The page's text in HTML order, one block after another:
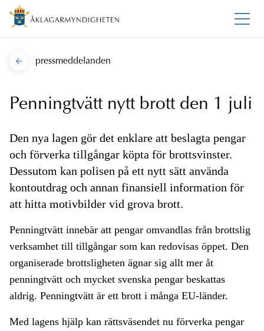
pressmeddelanden
Penningtvätt nytt brott den 1 juli
Den nya lagen gör det enklare att beslagta pengar
och förverka tillgångar köpta för brottsvinster.
Dessutom kan polisen på ett nytt sätt använda
kontoutdrag och annan finansiell information för
att hitta motivbilder vid grova brott.
Penningtvätt innebär att pengar omvandlas från brottslig
verksamhet till tillgångar som kan redovisas öppet. Den
organiserade brottsligheten ägnar sig allt mer åt
penningtvätt och mycket svenska pengar beskattas
aldrig. Penningtvätt är ett brott i många EU-länder.
Med lagens hjälp kan rättsväsendet nu förverka pengar